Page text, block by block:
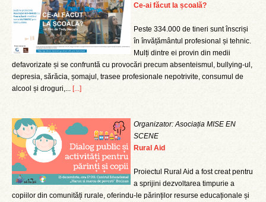
Ce-ai făcut la școală?
Peste 334.000 de tineri sunt înscriși
în învățământul profesional și tehnic.
Mulți dintre ei provin din medii
defavorizate și se confruntă cu provocări precum absenteismul, bullying-ul,
depresia, sărăcia, șomajul, trasee profesionale nepotrivite, consumul de
alcool și droguri,... [...]
Organizator: Asociația MISE EN
SCENE
Rural Aid
Proiectul Rural Aid a fost creat pentru
a sprijini dezvoltarea timpurie a
copiilor din comunități rurale, oferindu-le părinților resurse educaționale și